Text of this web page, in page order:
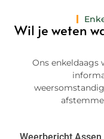
Wil je weten
Ons enkeldaags